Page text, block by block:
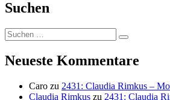
Suchen
Suchen
nach:
Suchen
Neueste Kommentare
Caro zu 2431: Claudia Rimkus –
Claudia Rimkus zu 2431: Claudia